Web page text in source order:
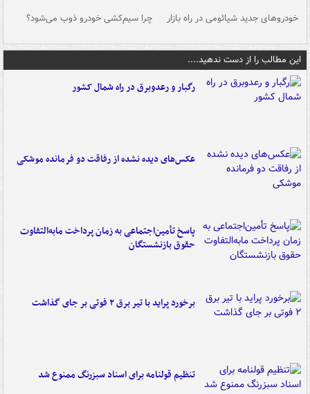
خودروهای جدید شیائومی در راه بازار چرا سیم‌کشی خودرو ذوب می‌شود؟
این مطالب را از دست ندهید....
رگبار و رعدوبرق در راه شمال کشور
عکس‌های دیده نشده از رفاقت دو فرمانده‌ موشکی
پاسخ تأمین‌اجتماعی به زمان پرداخت مابه‌التفاوت
حقوق بازنشستگان
برخورد پراید با تیر برق ۲ فوتی بر جای گذاشت
تنظیم قولنامه برای اسناد سبزرنگ ممنوع شد